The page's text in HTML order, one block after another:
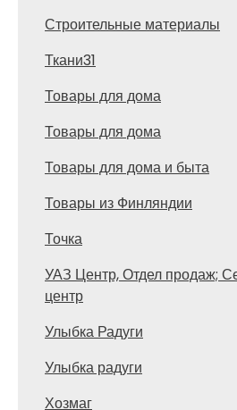
Строительные материалы
Ткани31
Товары для дома
Товары для дома
Товары для дома и быта
Товары из Финляндии
Точка
УАЗ Центр, Отдел продаж;
центр
Улыбка Радуги
Улыбка радуги
Хозмаг